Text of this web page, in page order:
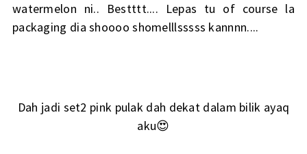
watermelon ni.. Bestttt.... Lepas tu of course la
packaging dia shoooo shomelllsssss kannnn....
Dah jadi set2 pink pulak dah dekat dalam bilik ayaq
aku😍